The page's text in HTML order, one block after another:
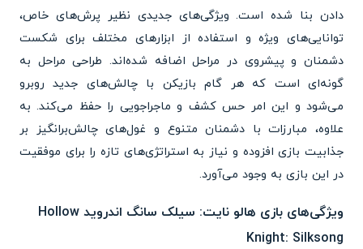
دادن بنا شده است. ویژگی‌های جدیدی نظیر پرش‌های خاص،
توانایی‌های ویژه و استفاده از ابزارهای مختلف برای شکست
دشمنان و پیشروی در مراحل اضافه شده‌اند. طراحی مراحل به
گونه‌ای است که هر گام بازیکن با چالش‌های جدید روبرو
می‌شود و این امر حس کشف و ماجراجویی را حفظ می‌کند. به
علاوه، مبارزات با دشمنان متنوع و غول‌های چالش‌برانگیز بر
جذابیت بازی افزوده و نیاز به استراتژی‌های تازه را برای موفقیت
در این بازی به وجود می‌آورد.
ویژگی‌های بازی هالو نایت: سیلک سانگ اندروید Hollow
Knight: Silksong